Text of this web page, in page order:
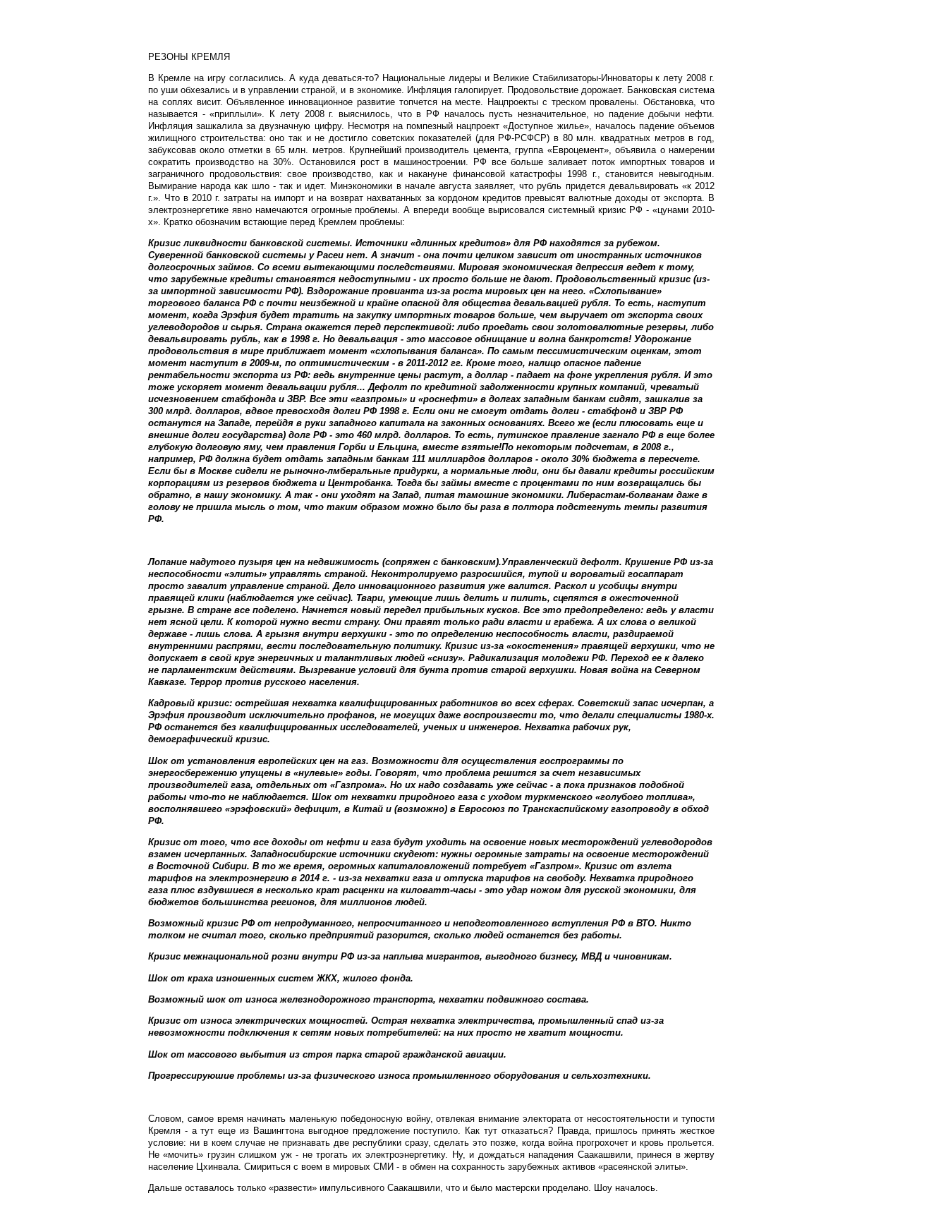
РЕЗОНЫ КРЕМЛЯ
В Кремле на игру согласились. А куда деваться-то? Национальные лидеры и Великие Стабилизаторы-Инноваторы к лету 2008 г.
по уши обхезались и в управлении страной, и в экономике. Инфляция галопирует. Продовольствие дорожает. Банковская система
на соплях висит. Объявленное инновационное развитие топчется на месте. Нацпроекты с треском провалены. Обстановка, что
называется - «приплыли». К лету 2008 г. выяснилось, что в РФ началось пусть незначительное, но падение добычи нефти.
Инфляция зашкалила за двузначную цифру. Несмотря на помпезный нацпроект «Доступное жилье», началось падение объемов
жилищного строительства: оно так и не достигло советских показателей (для РФ-РСФСР) в 80 млн. квадратных метров в год,
забуксовав около отметки в 65 млн. метров. Крупнейший производитель цемента, группа «Евроцемент», объявила о намерении
сократить производство на 30%. Остановился рост в машиностроении. РФ все больше заливает поток импортных товаров и
заграничного продовольствия: свое производство, как и накануне финансовой катастрофы 1998 г., становится невыгодным.
Вымирание народа как шло - так и идет. Минэкономики в начале августа заявляет, что рубль придется девальвировать «к 2012
г.». Что в 2010 г. затраты на импорт и на возврат нахватанных за кордоном кредитов превысят валютные доходы от экспорта. В
электроэнергетике явно намечаются огромные проблемы. А впереди вообще вырисовался системный кризис РФ - «цунами 2010-
х». Кратко обозначим встающие перед Кремлем проблемы:
Кризис ликвидности банковской системы. Источники «длинных кредитов» для РФ находятся за рубежом.
Суверенной банковской системы у Расеи нет. А значит - она почти целиком зависит от иностранных источников
долгосрочных займов. Со всеми вытекающими последствиями. Мировая экономическая депрессия ведет к тому,
что зарубежные кредиты становятся недоступными - их просто больше не дают. Продовольственный кризис (из-
за импортной зависимости РФ). Вздорожание провианта из-за роста мировых цен на него. «Схлопывание»
торгового баланса РФ с почти неизбежной и крайне опасной для общества девальвацией рубля. То есть, наступит
момент, когда Эрэфия будет тратить на закупку импортных товаров больше, чем выручает от экспорта своих
углеводородов и сырья. Страна окажется перед перспективой: либо проедать свои золотовалютные резервы, либо
девальвировать рубль, как в 1998 г. Но девальвация - это массовое обнищание и волна банкротств! Удорожание
продовольствия в мире приближает момент «схлопывания баланса». По самым пессимистическим оценкам, этот
момент наступит в 2009-м, по оптимистическим - в 2011-2012 гг. Кроме того, налицо опасное падение
рентабельности экспорта из РФ: ведь внутренние цены растут, а доллар - падает на фоне укрепления рубля. И это
тоже ускоряет момент девальвации рубля... Дефолт по кредитной задолженности крупных компаний, чреватый
исчезновением стабфонда и ЗВР. Все эти «газпромы» и «роснефти» в долгах западным банкам сидят, зашкалив за
300 млрд. долларов, вдвое превосходя долги РФ 1998 г. Если они не смогут отдать долги - стабфонд и ЗВР РФ
останутся на Западе, перейдя в руки западного капитала на законных основаниях. Всего же (если плюсовать еще и
внешние долги государства) долг РФ - это 460 млрд. долларов. То есть, путинское правление загнало РФ в еще более
глубокую долговую яму, чем правления Горби и Ельцина, вместе взятые!По некоторым подсчетам, в 2008 г.,
например, РФ должна будет отдать западным банкам 111 миллиардов долларов - около 30% бюджета в пересчете.
Если бы в Москве сидели не рыночно-лмберальные придурки, а нормальные люди, они бы давали кредиты российским
корпорациям из резервов бюджета и Центробанка. Тогда бы займы вместе с процентами по ним возвращались бы
обратно, в нашу экономику. А так - они уходят на Запад, питая тамошние экономики. Либерастам-болванам даже в
голову не пришла мысль о том, что таким образом можно было бы раза в полтора подстегнуть темпы развития
РФ.
Лопание надутого пузыря цен на недвижимость (сопряжен с банковским).Управленческий дефолт. Крушение РФ из-за
неспособности «элиты» управлять страной. Неконтролируемо разросшийся, тупой и вороватый госаппарат
просто завалит управление страной. Дело инновационного развития уже валится. Раскол и усобицы внутри
правящей клики (наблюдается уже сейчас). Твари, умеющие лишь делить и пилить, сцепятся в ожесточенной
грызне. В стране все поделено. Начнется новый передел прибыльных кусков. Все это предопределено: ведь у власти
нет ясной цели. К которой нужно вести страну. Они правят только ради власти и грабежа. А их слова о великой
державе - лишь слова. А грызня внутри верхушки - это по определению неспособность власти, раздираемой
внутренними распрями, вести последовательную политику. Кризис из-за «окостенения» правящей верхушки, что не
допускает в свой круг энергичных и талантливых людей «снизу». Радикализация молодежи РФ. Переход ее к далеко
не парламентским действиям. Вызревание условий для бунта против старой верхушки. Новая война на Северном
Кавказе. Террор против русского населения.
Кадровый кризис: острейшая нехватка квалифицированных работников во всех сферах. Советский запас исчерпан, а
Эрэфия производит исключительно профанов, не могущих даже воспроизвести то, что делали специалисты 1980-х.
РФ останется без квалифицированных исследователей, ученых и инженеров. Нехватка рабочих рук,
демографический кризис.
Шок от установления европейских цен на газ. Возможности для осуществления госпрограммы по
энергосбережению упущены в «нулевые» годы. Говорят, что проблема решится за счет независимых
производителей газа, отдельных от «Газпрома». Но их надо создавать уже сейчас - а пока признаков подобной
работы что-то не наблюдается. Шок от нехватки природного газа с уходом туркменского «голубого топлива»,
восполнявшего «эрэфовский» дефицит, в Китай и (возможно) в Евросоюз по Транскаспийскому газопроводу в обход
РФ.
Кризис от того, что все доходы от нефти и газа будут уходить на освоение новых месторождений углеводородов
взамен исчерпанных. Западносибирские источники скудеют: нужны огромные затраты на освоение месторождений
в Восточной Сибири. В то же время, огромных капиталовложений потребует «Газпром». Кризис от взлета
тарифов на электроэнергию в 2014 г. - из-за нехватки газа и отпуска тарифов на свободу. Нехватка природного
газа плюс вздувшиеся в несколько крат расценки на киловатт-часы - это удар ножом для русской экономики, для
бюджетов большинства регионов, для миллионов людей.
Возможный кризис РФ от непродуманного, непросчитанного и неподготовленного вступления РФ в ВТО. Никто
толком не считал того, сколько предприятий разорится, сколько людей останется без работы.
Кризис межнациональной розни внутри РФ из-за наплыва мигрантов, выгодного бизнесу, МВД и чиновникам.
Шок от краха изношенных систем ЖКХ, жилого фонда.
Возможный шок от износа железнодорожного транспорта, нехватки подвижного состава.
Кризис от износа электрических мощностей. Острая нехватка электричества, промышленный спад из-за
невозможности подключения к сетям новых потребителей: на них просто не хватит мощности.
Шок от массового выбытия из строя парка старой гражданской авиации.
Прогрессируюшие проблемы из-за физического износа промышленного оборудования и сельхозтехники.
Словом, самое время начинать маленькую победоносную войну, отвлекая внимание электората от несостоятельности и тупости
Кремля - а тут еще из Вашингтона выгодное предложение поступило. Как тут отказаться? Правда, пришлось принять жесткое
условие: ни в коем случае не признавать две республики сразу, сделать это позже, когда война прогрохочет и кровь прольется.
Не «мочить» грузин слишком уж - не трогать их электроэнергетику. Ну, и дождаться нападения Саакашвили, принеся в жертву
население Цхинвала. Смириться с воем в мировых СМИ - в обмен на сохранность зарубежных активов «расеянской элиты».
Дальше оставалось только «развести» импульсивного Саакашвили, что и было мастерски проделано. Шоу началось.